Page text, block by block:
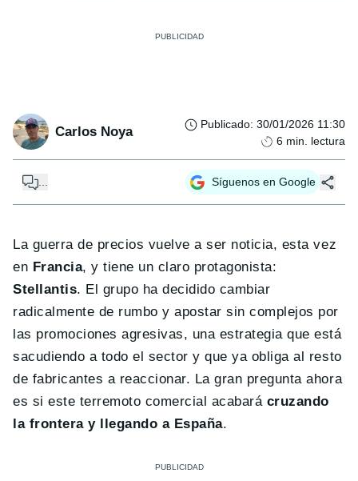
Carlos Noya Publicado: 30/01/2026 11:30
6 min. lectura
... Síguenos en Google
La guerra de precios vuelve a ser noticia, esta vez
en Francia, y tiene un claro protagonista:
Stellantis. El grupo ha decidido cambiar
radicalmente de rumbo y apostar sin complejos por
las promociones agresivas, una estrategia que está
sacudiendo a todo el sector y que ya obliga al resto
de fabricantes a reaccionar. La gran pregunta ahora
es si este terremoto comercial acabará cruzando
la frontera y llegando a España.